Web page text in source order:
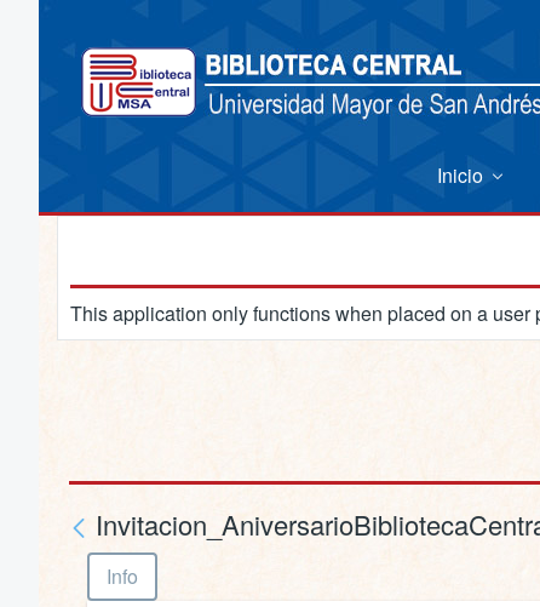
Inicio
This application only functions when placed on a user
Info